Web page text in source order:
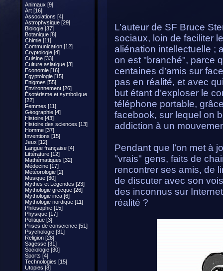
Animaux [9]
Art [16]
Associations [4]
Astrophysique [29]
Biologie [37]
Botanique [8]
Chimie [11]
Communication [12]
Cryptologie [4]
Cuisine [33]
Culture asiatique [3]
Economie [16]
Egyptologie [15]
Enigmes [55]
Environnement [26]
Ésotérisme et symbolique
[22]
Femmes [11]
Géographie [4]
Histoire [43]
Histoire des sciences [13]
Homme [37]
Inventions [15]
Jeux [12]
Langue française [4]
Littérature [12]
Mathématiques [32]
Médecine [17]
Météorologie [2]
Musique [30]
Mythes et Légendes [23]
Mythologie grecque [26]
Mythologie inca [6]
Mythologie nordique [11]
Philosophie [15]
Physique [17]
Politique [3]
Prises de conscience [51]
Psychologie [31]
Religion [28]
Sagesse [31]
Sociologie [30]
Sports [4]
Technologies [15]
Utopies [8]
L’auteur de SF Bruce
sociaux, loin de faciliter
aliénation intellectuelle ;
on est "branché", parce
centaines d’amis sur
pas en réalité, et avec
but étant d’exploser le
téléphone portable,
facebook, sur lequel on
addiction à un
Pendant que l’on met à
"vrais" gens, faits de
rencontrer ses amis, de
de discuter avec son
des inconnus sur
réalité ?